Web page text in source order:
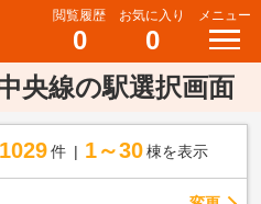
閲覧履歴
0
お気に入り
0
メニュー
央線の駅選択画面
1029 件 1～30 棟を表示